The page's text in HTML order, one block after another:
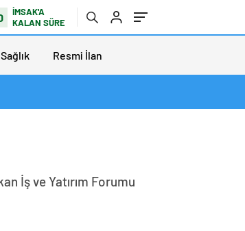
İMSAK'A
KALAN SÜRE
Sağlık Resmi İlan
İş ve Yatırım Forumu